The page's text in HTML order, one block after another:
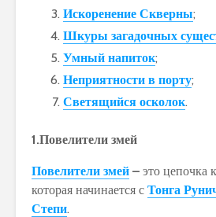
Искоренение Скверны;
Шкуры загадочных
Умный напиток;
Неприятности в порту;
Светящийся осколок.
1.Повелители змей
Повелители змей – это цепочка
которая начинается с Тонга
Степи.